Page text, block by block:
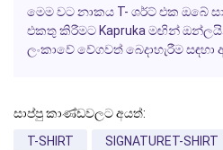
මෙම වට නාකය T- ශර්ට් එක ඔබේ
එකතු කිරීමට Kapruka මඟින්
ලංකාවේ වේගවත් බෙදාහැරීම
සාප්පු කාණ්ඩවලට අයත්:
T-SHIRT
SIGNATURET-SHIRT